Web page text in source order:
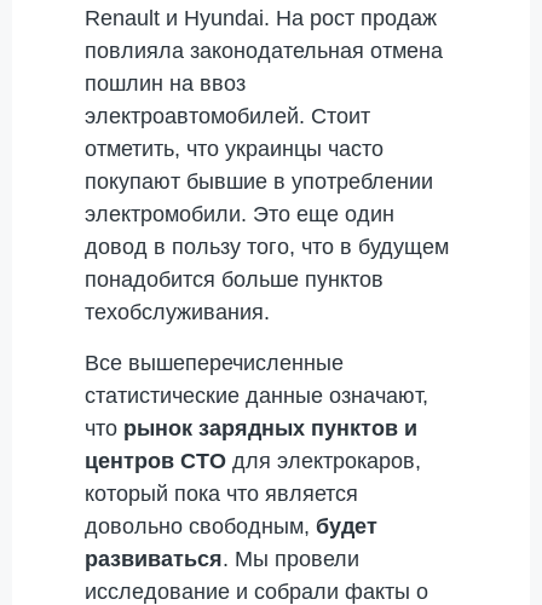
Renault и Hyundai. На рост продаж
повлияла законодательная отмена
пошлин на ввоз
электроавтомобилей. Стоит
отметить, что украинцы часто
покупают бывшие в употреблении
электромобили. Это еще один
довод в пользу того, что в будущем
понадобится больше пунктов
техобслуживания.
Все вышеперечисленные
статистические данные означают,
что рынок зарядных пунктов и
центров СТО для электрокаров,
который пока что является
довольно свободным, будет
развиваться. Мы провели
исследование и собрали факты о